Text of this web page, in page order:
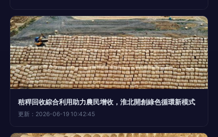
秸稈回收綜合利用助力農民增收，淮北開創綠色循環新模式
更新：2026-06-19 10:42:45